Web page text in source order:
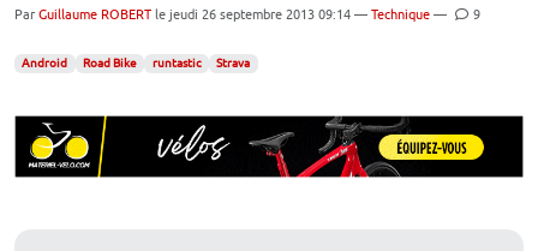
Par Guillaume ROBERT le jeudi 26 septembre 2013 09:14 — Technique — 9
Android Road Bike runtastic Strava